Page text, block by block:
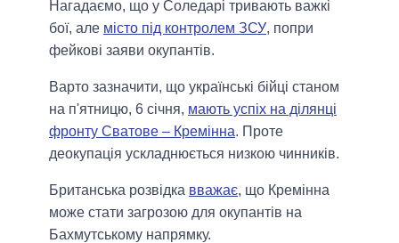
Нагадаємо, що у Соледарі тривають важкі
бої, але місто під контролем ЗСУ, попри
фейкові заяви окупантів.
Варто зазначити, що українські бійці станом
на п'ятницю, 6 січня, мають успіх на ділянці
фронту Сватове – Кремінна. Проте
деокупація ускладнюється низкою чинників.
Британська розвідка вважає, що Кремінна
може стати загрозою для окупантів на
Бахмутському напрямку.